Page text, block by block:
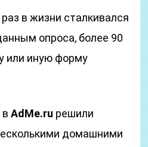
в жизни сталкивался
опроса, более 90
или иную форму
вAdMe.ru решили
домашними